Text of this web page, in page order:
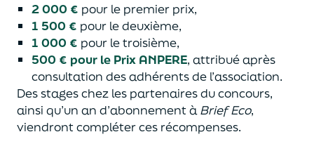
2 000 € pour le premier prix,
1 500 € pour le deuxième,
1 000 € pour le troisième,
500 € pour le Prix ANPERE, attribué après
consultation des adhérents de l’association.
Des stages chez les partenaires du concours,
ainsi qu’un an d’abonnement àBrief Eco,
viendront compléter ces récompenses.